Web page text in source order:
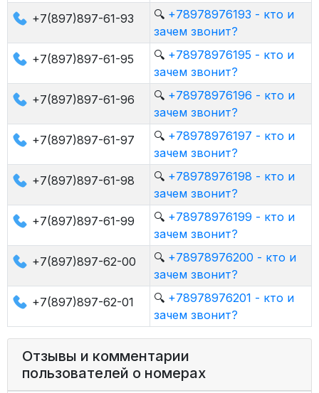
+7(897)897-61-93
🔍 +78978976193 - кто и
зачем звонит?
+7(897)897-61-95
🔍 +78978976195 - кто и
зачем звонит?
+7(897)897-61-96
🔍 +78978976196 - кто и
зачем звонит?
+7(897)897-61-97
🔍 +78978976197 - кто и
зачем звонит?
+7(897)897-61-98
🔍 +78978976198 - кто и
зачем звонит?
+7(897)897-61-99
🔍 +78978976199 - кто и
зачем звонит?
+7(897)897-62-00
🔍 +78978976200 - кто и
зачем звонит?
+7(897)897-62-01
🔍 +78978976201 - кто и
зачем звонит?
Отзывы и комментарии
пользователей о номерах